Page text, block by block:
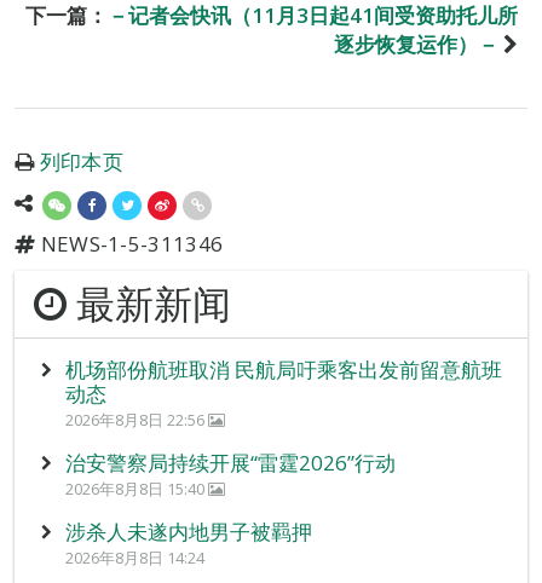
下一篇： －记者会快讯（11月3日起41间受资助托儿所
逐步恢复运作）－
列印本页
NEWS-1-5-311346
最新新闻
机场部份航班取消 民航局吁乘客出发前留意航班
动态
2026年8月8日 22:56
治安警察局持续开展“雷霆2026”行动
2026年8月8日 15:40
涉杀人未遂内地男子被羁押
2026年8月8日 14:24